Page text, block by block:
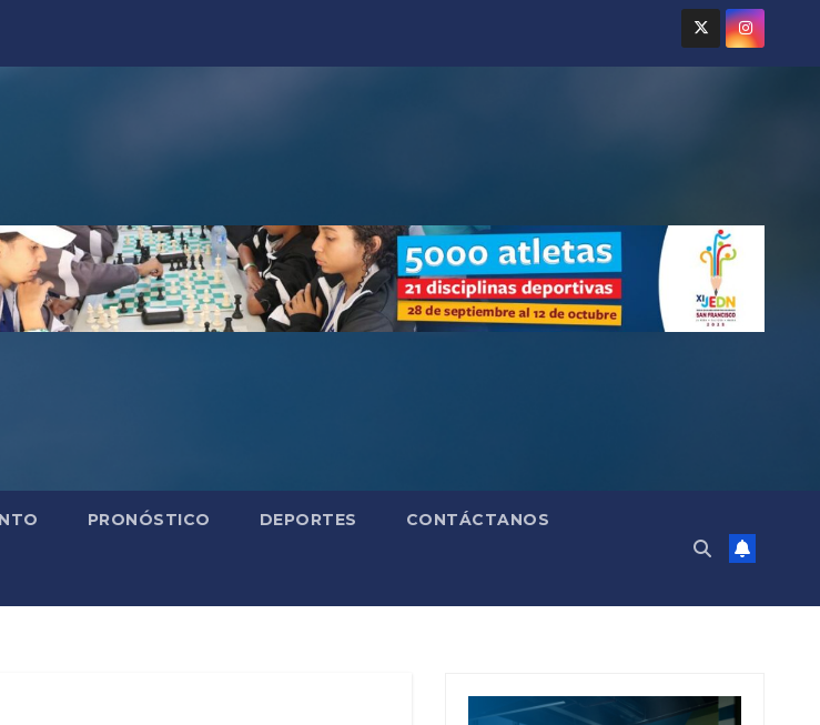
PRONÓSTICO DEPORTES CONTÁCTANOS